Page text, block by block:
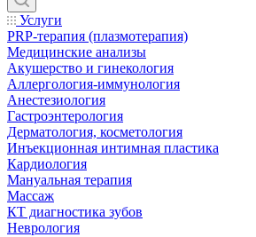
Услуги
PRP-терапия (плазмотерапия)
Медицинские анализы
Акушерство и гинекология
Аллергология-иммунология
Анестезиология
Гастроэнтерология
Дерматология, косметология
Инъекционная интимная пластика
Кардиология
Мануальная терапия
Массаж
КТ диагностика зубов
Неврология